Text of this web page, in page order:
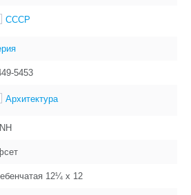
СССР
5453
Архитектура
12¼ x 12